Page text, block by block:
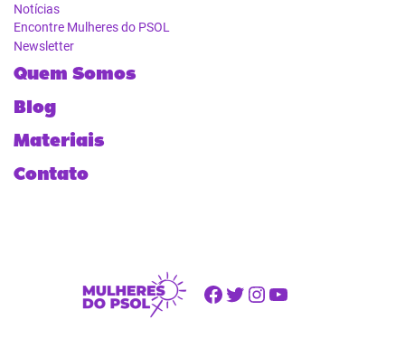
Notícias
Encontre Mulheres do PSOL
Newsletter
Quem Somos
Blog
Materiais
Contato
Facebook Twitter Instagram Youtube